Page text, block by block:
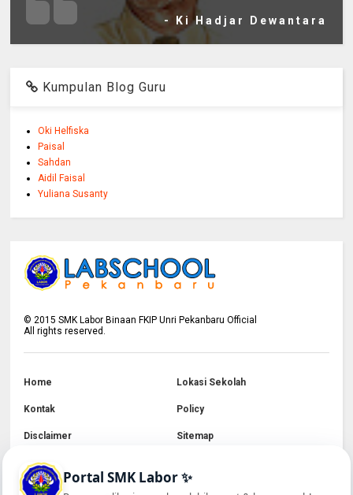
- Ki Hadjar Dewantara
Kumpulan Blog Guru
Oki Helfiska
Paisal
Sahdan
Aidil Faisal
Yuliana Susanty
© 2015 SMK Labor Binaan FKIP Unri Pekanbaru Official
All rights reserved.
Home Lokasi Sekolah
Kontak Policy
Disclaimer Sitemap
Portal SMK Labor ✨